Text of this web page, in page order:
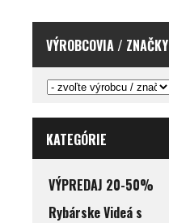
VÝROBCOVIA / ZNAČKY
KATEGÓRIE
VÝPREDAJ 20-50%
Rybárske Videá s